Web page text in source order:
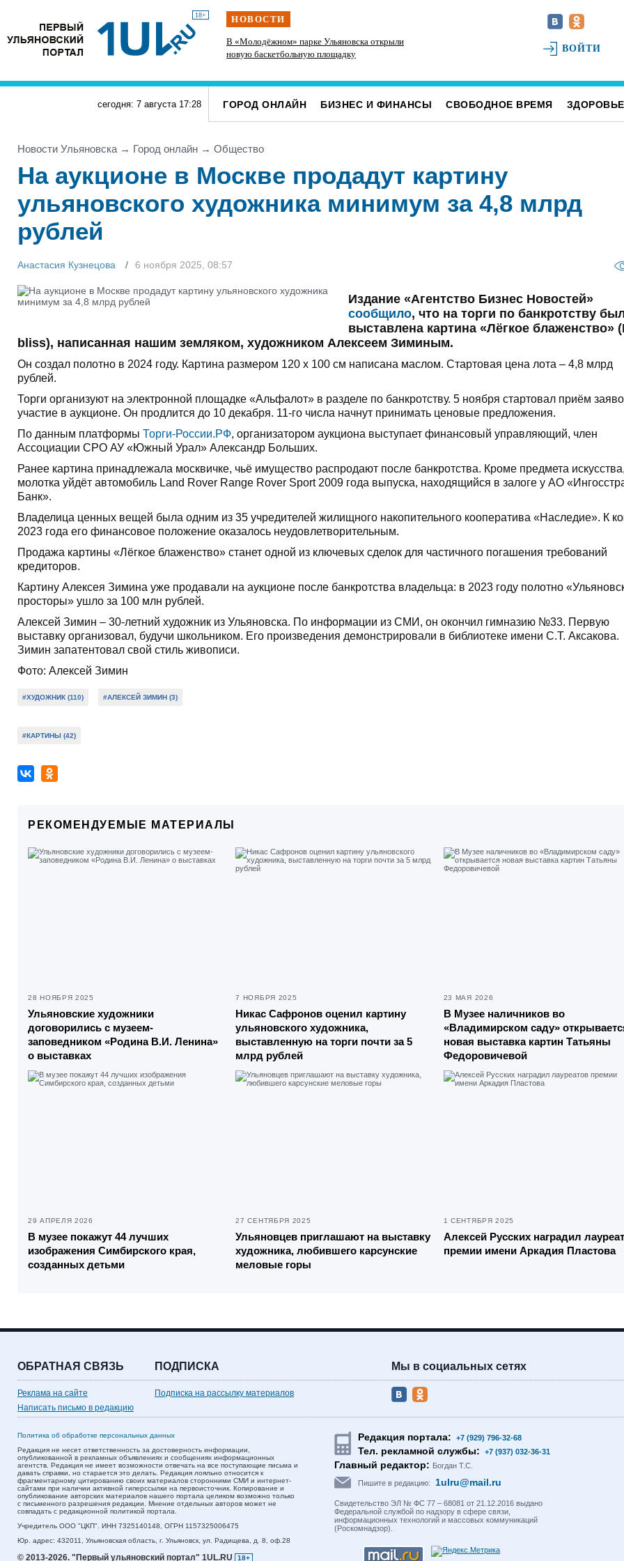
18+ НОВОСТИ
и На участке проспекта Гая в Ульяновске
запретили остановку транспорта
В «Молодёжном» парке Ульяновска открыли
новую баскетбольную площадку
В Ульяновском районе благоустраивают место
ВОЙТИ
сегодня: 7 августа 17:28 ГОРОД ОНЛАЙН БИЗНЕС И ФИНАНСЫ СВОБОДНОЕ ВРЕМЯ ЗДОРОВЬЕ
Новости Ульяновска → Город онлайн → Общество
На аукционе в Москве продадут картину
ульяновского художника минимум за 4,8 млрд
рублей
Анастасия Кузнецова 6 ноября 2025, 08:57
Издание «Агентство Бизнес Новостей»
сообщило, что на торги по банкротству
выставлена картина «Лёгкое блаженство»
bliss), написанная нашим земляком, художником Алексеем Зиминым.
Он создал полотно в 2024 году. Картина размером 120 х 100 см написана маслом. Стартовая цена лота – 4,8 млрд
рублей.
Торги организуют на электронной площадке «Альфалот» в разделе по банкротству. 5 ноября стартовал приём
участие в аукционе. Он продлится до 10 декабря. 11-го числа начнут принимать ценовые предложения.
По данным платформы Торги-России.РФ, организатором аукциона выступает финансовый управляющий, член
Ассоциации СРО АУ «Южный Урал» Александр Больших.
Ранее картина принадлежала москвичке, чьё имущество распродают после банкротства. Кроме предмета
молотка уйдёт автомобиль Land Rover Range Rover Sport 2009 года выпуска, находящийся в залоге у АО
Банк».
Владелица ценных вещей была одним из 35 учредителей жилищного накопительного кооператива «Наследие». К
2023 года его финансовое положение оказалось неудовлетворительным.
Продажа картины «Лёгкое блаженство» станет одной из ключевых сделок для частичного погашения требований
кредиторов.
Картину Алексея Зимина уже продавали на аукционе после банкротства владельца: в 2023 году полотно
просторы» ушло за 100 млн рублей.
Алексей Зимин – 30-летний художник из Ульяновска. По информации из СМИ, он окончил гимназию №33. Первую
выставку организовал, будучи школьником. Его произведения демонстрировали в библиотеке имени С.Т. Аксакова.
Зимин запатентовал свой стиль живописи.
Фото: Алексей Зимин
#ХУДОЖНИК (110) #АЛЕКСЕЙ ЗИМИН (3)
#КАРТИНЫ (42)
РЕКОМЕНДУЕМЫЕ МАТЕРИАЛЫ
28 НОЯБРЯ 2025
Ульяновские художники
договорились с музеем-
заповедником «Родина В.И. Ленина»
о выставках
7 НОЯБРЯ 2025
Никас Сафронов оценил картину
ульяновского художника,
выставленную на торги почти за 5
млрд рублей
23 МАЯ 2026
В Музее наличников во
«Владимирском саду»
новая выставка картин Татьяны
Федоровичевой
29 АПРЕЛЯ 2026
В музее покажут 44 лучших
изображения Симбирского края,
созданных детьми
27 СЕНТЯБРЯ 2025
Ульяновцев приглашают на выставку
художника, любившего карсунские
меловые горы
1 СЕНТЯБРЯ 2025
Алексей Русских наградил
премии имени Аркадия Пластова
ОБРАТНАЯ СВЯЗЬ
Реклама на сайте
Написать письмо в редакцию
ПОДПИСКА
Подписка на рассылку материалов
Мы в социальных сетях
Политика об обработке персональных данных
Редакция не несет ответственность за достоверность информации,
опубликованной в рекламных объявлениях и сообщениях информационных
агентств. Редакция не имеет возможности отвечать на все поступающие письма и
давать справки, но старается это делать. Редакция лояльно относится к
фрагментарному цитированию своих материалов сторонними СМИ и интернет-
сайтами при наличии активной гиперссылки на первоисточник. Копирование и
опубликование авторских материалов нашего портала целиком возможно только
с письменного разрешения редакции. Мнение отдельных авторов может не
совпадать с редакционной политикой портала.
Учредитель ООО "ЦКП". ИНН 7325140148, ОГРН 1157325006475
Юр. адрес: 432011, Ульяновская область, г. Ульяновск, ул. Радищева, д. 8, оф.28
© 2013-2026. "Первый ульяновский портал" 1UL.RU 18+
Редакция портала: +7 (929) 796-32-68
Тел. рекламной службы: +7 (937) 032-36-31
Главный редактор: Богдан Т.С.
Пишите в редакцию: 1ulru@mail.ru
Свидетельство ЭЛ № ФС 77 – 68081 от 21.12.2016 выдано
Федеральной службой по надзору в сфере связи,
информационных технологий и массовых коммуникаций
(Роскомнадзор).